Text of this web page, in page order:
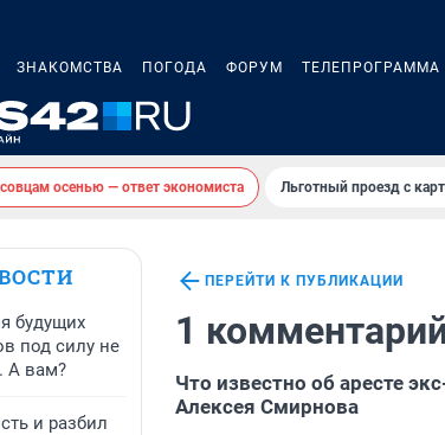
ЗНАКОМСТВА ПОГОДА ФОРУМ ТЕЛЕПРОГРАММА
осенью — ответ экономиста Льготный проезд с
будущих
под силу не
А вам?
и разбил
ПЕРЕЙТИ К ПУБЛИКАЦИИ
1
Что известно об аресте
Алексея Смирнова